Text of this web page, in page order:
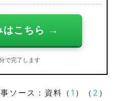
はこちら →
で完了します
ソース：資料（ 1 ）（ 2 ）